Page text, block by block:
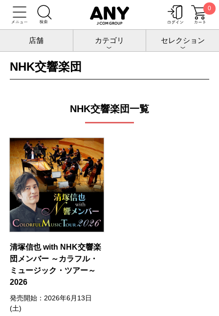
0
店舗 カテゴリ セレクション
トップ 公演 NHK交響楽団
NHK交響楽団
NHK交響楽団一覧
清塚信也 with NHK交響楽
団メンバー ～カラフル・
ミュージック・ツアー～
2026
発売開始：2026年6月13日
(土)